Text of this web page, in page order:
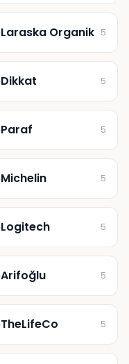
Laraska Organik 5
Dikkat 5
Paraf 5
Michelin 5
Logitech 5
Arifoğlu 5
TheLifeCo 5